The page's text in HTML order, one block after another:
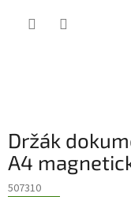
Držák
A4
507310